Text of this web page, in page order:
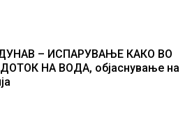
– ИСПАРУВАЊЕ КАКО ВО
НА ВОДА, објаснување на